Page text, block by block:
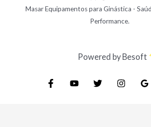
Masar Equipamentos para Ginástica -
Performance.
Powered by Besoft